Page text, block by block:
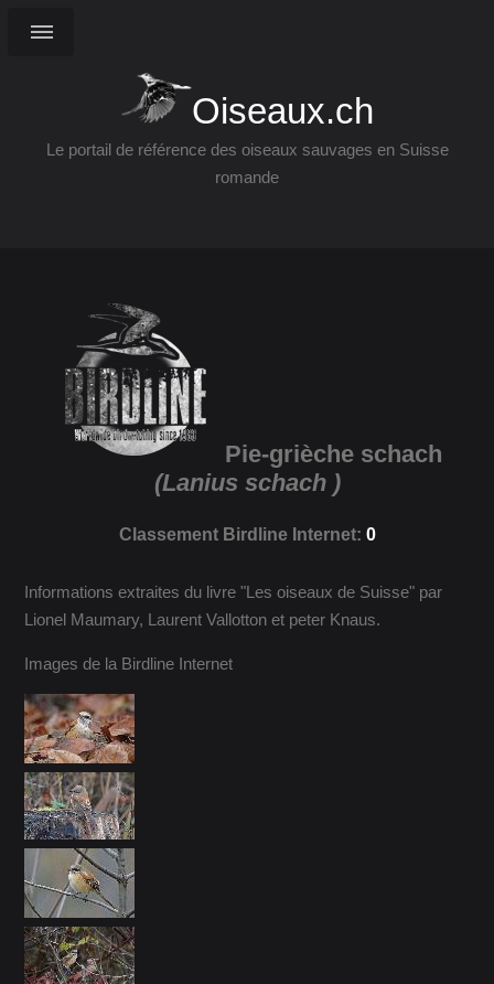
Oiseaux.ch
Le portail de référence des oiseaux sauvages en Suisse
romande
Pie-grièche schach
(Lanius schach )
Classement Birdline Internet: 0
Informations extraites du livre "Les oiseaux de Suisse" par
Lionel Maumary, Laurent Vallotton et peter Knaus.
Images de la Birdline Internet